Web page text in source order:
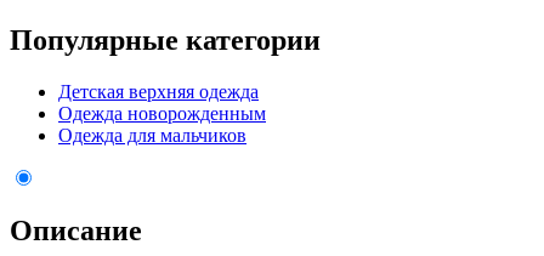
Популярные категории
Детская верхняя одежда
Одежда новорожденным
Одежда для мальчиков
Описание